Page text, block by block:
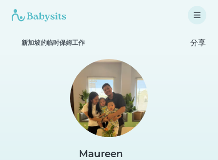
新加坡的临时保姆工作 分享
Maureen